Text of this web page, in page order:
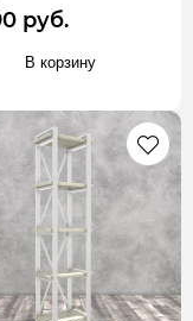
руб.
В корзину